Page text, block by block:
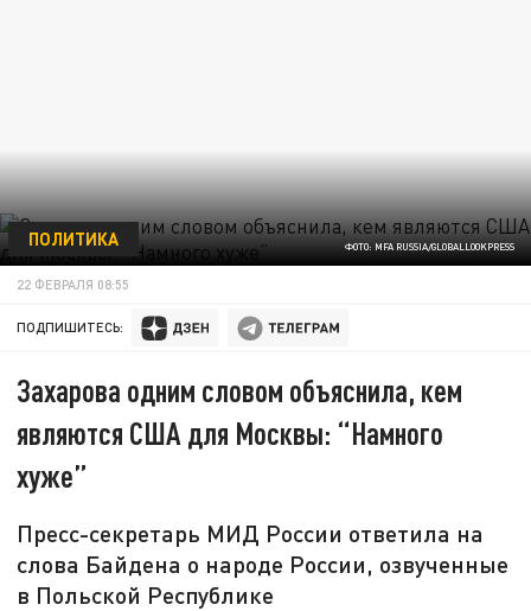
ФОТО: MFA RUSSIA/GLOBALLOOKPRESS
ПОЛИТИКА
22 ФЕВРАЛЯ 08:55
ПОДПИШИТЕСЬ:
Захарова одним словом объяснила, кем
являются США для Москвы: “Намного
хуже”
Пресс-секретарь МИД России ответила на
слова Байдена о народе России, озвученные
в Польской Республике